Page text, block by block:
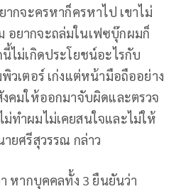
กจะครหาก็ครหาไป เขาไม่
อยากจะถล่มในเฟซบุ๊กผมก็
ไม่เกิดประโยชน์อะไรกับ
วเตอร์ เก่งแต่หน้ามือถืออย่าง
คมให้ออกมาจับผิดและตรวจ
ทำผมไม่เคยสนใจและไม่ให้
ยศรีสุวรรณ กล่าว
หากบุคคลทั้ง 3 ยืนยันว่า